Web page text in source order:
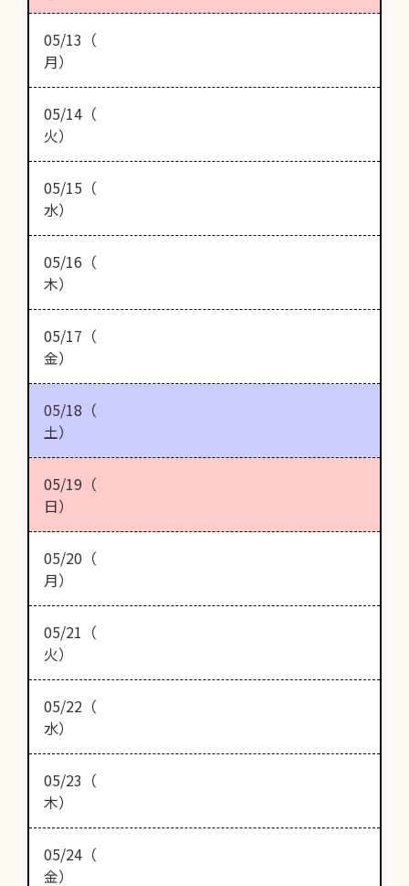
05/13（
月）
05/14（
火）
05/15（
水）
05/16（
木）
05/17（
金）
05/18（
土）
05/19（
日）
05/20（
月）
05/21（
火）
05/22（
水）
05/23（
木）
05/24（
金）